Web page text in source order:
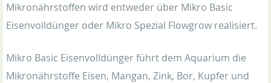
Mikronährstoffen wird entweder über Mikro Basic
Eisenvolldünger oder Mikro Spezial Flowgrow realisiert.
Mikro Basic Eisenvolldünger führt dem Aquarium die
Mikronährstoffe Eisen, Mangan, Zink, Bor, Kupfer und